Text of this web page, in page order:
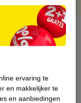
geen Nature
ervaring te
en makkelijker te
en aanbiedingen